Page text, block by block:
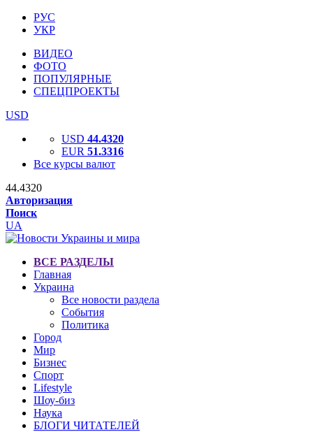
РУС
УКР
ВИДЕО
ФОТО
ПОПУЛЯРНЫЕ
СПЕЦПРОЕКТЫ
USD
USD 44.4320
EUR 51.3316
Все курсы валют
44.4320
Авторизация
Поиск
UA
ВСЕ РАЗДЕЛЫ
Главная
Украина
Все новости раздела
События
Политика
Город
Мир
Бизнес
Спорт
Lifestyle
Шоу-биз
Наука
БЛОГИ ЧИТАТЕЛЕЙ